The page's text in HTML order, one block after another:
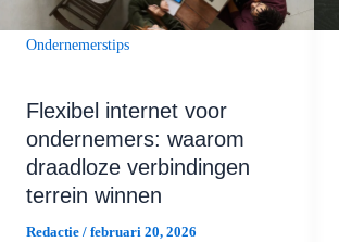
Ondernemerstips
Flexibel internet voor
ondernemers: waarom
draadloze verbindingen
terrein winnen
Redactie / februari 20, 2026